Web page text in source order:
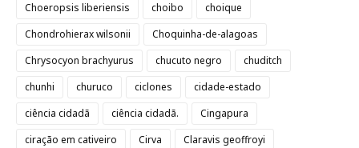
Choeropsis liberiensis
choibo
choique
Chondrohierax wilsonii
Choquinha-de-alagoas
Chrysocyon brachyurus
chucuto negro
chuditch
chunhi
churuco ciclones
cidade-estado
ciência cidadã
ciência cidadã.
Cingapura
ciração em cativeiro
Cirva
Claravis geoffroyi